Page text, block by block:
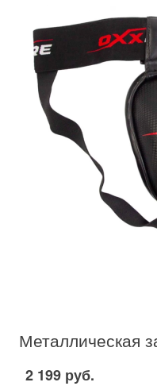
Металлическая
2 199 руб.